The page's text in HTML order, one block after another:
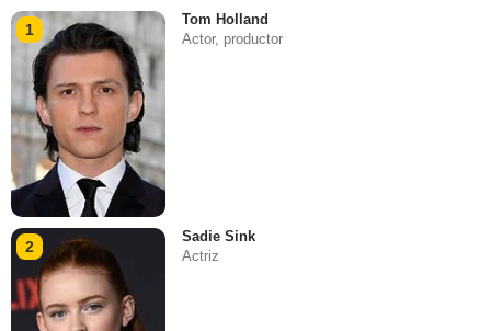
1
Tom Holland
Actor, productor
2
Sadie Sink
Actriz